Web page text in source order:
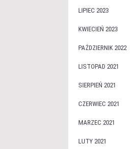
LIPIEC 2023
KWIECIEŃ 2023
PAŹDZIERNIK 2022
LISTOPAD 2021
SIERPIEŃ 2021
CZERWIEC 2021
MARZEC 2021
LUTY 2021